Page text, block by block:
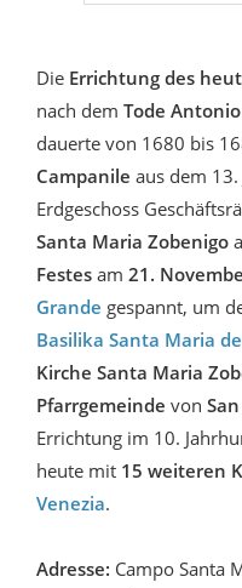
Die Errichtung des
nach dem Tode
dauerte von 1680 bis
Campanile aus dem
Erdgeschoss
Santa Maria Zobenigo
Festes am 21.
Grande gespannt, um
Basilika Santa Maria
Kirche Santa Maria
Pfarrgemeinde von
Errichtung im 10.
heute mit 15 weiteren
Venezia.
Adresse: Campo Santa